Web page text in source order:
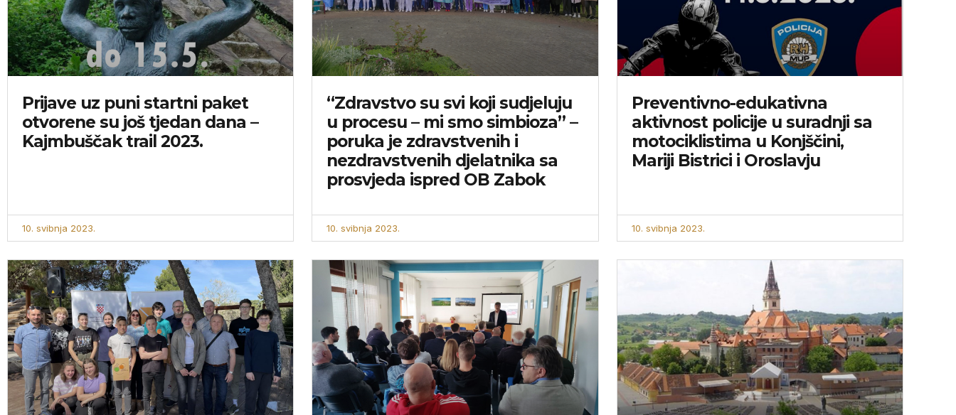
Prijave uz puni startni paket
otvorene su još tjedan dana –
Kajmbuščak trail 2023.
10. svibnja 2023.
“Zdravstvo su svi koji sudjeluju
u procesu – mi smo simbioza” –
poruka je zdravstvenih i
nezdravstvenih djelatnika sa
prosvjeda ispred OB Zabok
10. svibnja 2023.
Preventivno-edukativna
aktivnost policije u suradnji sa
motociklistima u Konjščini,
Mariji Bistrici i Oroslavju
10. svibnja 2023.